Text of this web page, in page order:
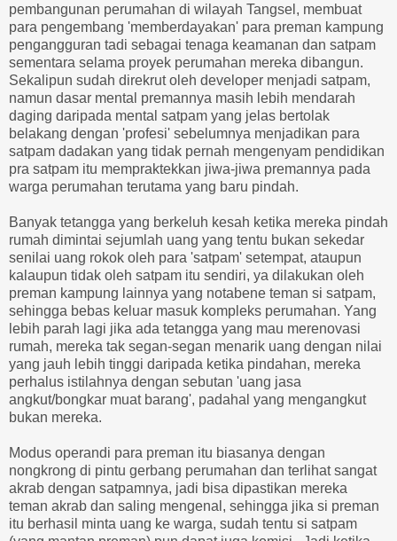
pembangunan perumahan di wilayah Tangsel, membuat
para pengembang 'memberdayakan' para preman kampung
pengangguran tadi sebagai tenaga keamanan dan satpam
sementara selama proyek perumahan mereka dibangun.
Sekalipun sudah direkrut oleh developer menjadi satpam,
namun dasar mental premannya masih lebih mendarah
daging daripada mental satpam yang jelas bertolak
belakang dengan 'profesi' sebelumnya menjadikan para
satpam dadakan yang tidak pernah mengenyam pendidikan
pra satpam itu mempraktekkan jiwa-jiwa premannya pada
warga perumahan terutama yang baru pindah.
Banyak tetangga yang berkeluh kesah ketika mereka pindah
rumah dimintai sejumlah uang yang tentu bukan sekedar
senilai uang rokok oleh para 'satpam' setempat, ataupun
kalaupun tidak oleh satpam itu sendiri, ya dilakukan oleh
preman kampung lainnya yang notabene teman si satpam,
sehingga bebas keluar masuk kompleks perumahan. Yang
lebih parah lagi jika ada tetangga yang mau merenovasi
rumah, mereka tak segan-segan menarik uang dengan nilai
yang jauh lebih tinggi daripada ketika pindahan, mereka
perhalus istilahnya dengan sebutan 'uang jasa
angkut/bongkar muat barang', padahal yang mengangkut
bukan mereka.
Modus operandi para preman itu biasanya dengan
nongkrong di pintu gerbang perumahan dan terlihat sangat
akrab dengan satpamnya, jadi bisa dipastikan mereka
teman akrab dan saling mengenal, sehingga jika si preman
itu berhasil minta uang ke warga, sudah tentu si satpam